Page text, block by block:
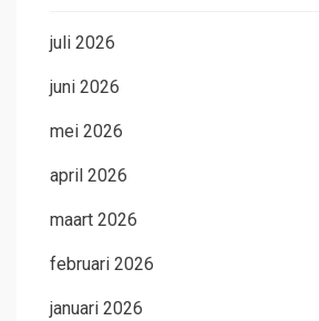
juli 2026
juni 2026
mei 2026
april 2026
maart 2026
februari 2026
januari 2026